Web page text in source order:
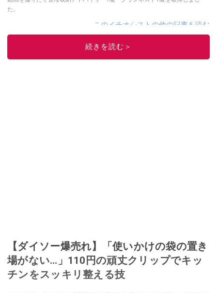
た。
このイチオシストの他の記事を読む
続きを読む＞
【ダイソー爆売れ】「使いかけの袋の置き
場がない…」110円の頑丈クリップでキッ
チンをスッキリ整える技